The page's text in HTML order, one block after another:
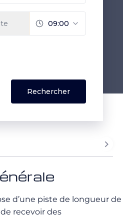
d’une piste de longueur de
recevoir des